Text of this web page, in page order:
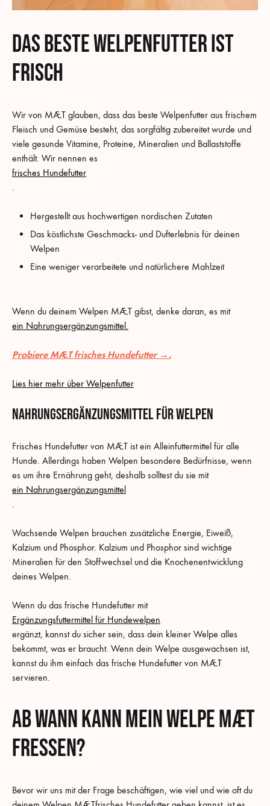
Das beste Welpenfutter ist
frisch
Wir von MÆT glauben, dass das beste Welpenfutter aus frischem
Fleisch und Gemüse besteht, das sorgfältig zubereitet wurde und
viele gesunde Vitamine, Proteine, Mineralien und Ballaststoffe
enthält. Wir nennen es
frisches Hundefutter
.
Hergestellt aus hochwertigen nordischen Zutaten
Das köstlichste Geschmacks- und Dufterlebnis für deinen
Welpen
Eine weniger verarbeitete und natürlichere Mahlzeit
Wenn du deinem Welpen MÆT gibst, denke daran, es mit
ein Nahrungsergänzungsmittel.
Probiere MÆT frisches Hundefutter →.
Lies hier mehr über Welpenfutter
Nahrungsergänzungsmittel für Welpen
Frisches Hundefutter von MÆT ist ein Alleinfuttermittel für alle
Hunde. Allerdings haben Welpen besondere Bedürfnisse, wenn
es um ihre Ernährung geht, deshalb solltest du sie mit
ein Nahrungsergänzungsmittel
.
Wachsende Welpen brauchen zusätzliche Energie, Eiweiß,
Kalzium und Phosphor. Kalzium und Phosphor sind wichtige
Mineralien für den Stoffwechsel und die Knochenentwicklung
deines Welpen.
Wenn du das frische Hundefutter mit
Ergänzungsfuttermittel für Hundewelpen
ergänzt, kannst du sicher sein, dass dein kleiner Welpe alles
bekommt, was er braucht. Wenn dein Welpe ausgewachsen ist,
kannst du ihm einfach das frische Hundefutter von MÆT
servieren.
Ab wann kann mein Welpe MÆT
fressen?
Bevor wir uns mit der Frage beschäftigen, wie viel und wie oft du